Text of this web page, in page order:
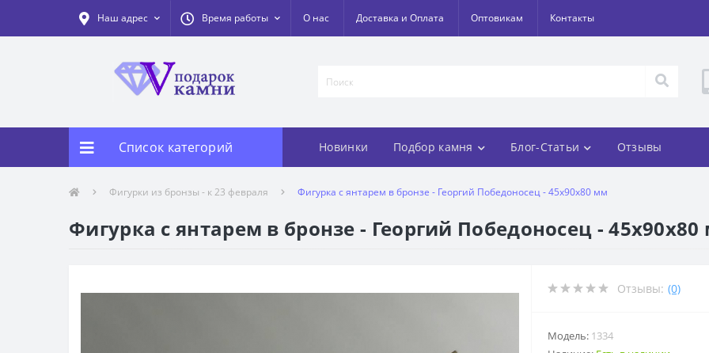
Наш адрес Время работы О нас Доставка и Оплата Оптовикам Контакты
Список категорий Новинки Подбор камня Блог-Статьи Отзывы
Фигурки из бронзы - к 23 февраля Фигурка с янтарем в бронзе - Георгий Победоносец - 45х90х80 мм
Фигурка с янтарем в бронзе - Георгий Победоносец -
Отзывы: (0)
Модель: 1334